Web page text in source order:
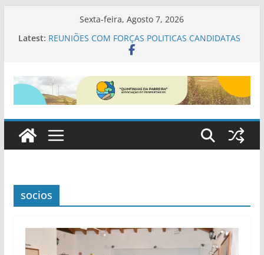
Sexta-feira, Agosto 7, 2026
Latest: REUNIÕES COM FORÇAS POLITICAS CANDIDATAS
ÀS ELEIÇÕES AUTÁRQUICAS EM SINES
REGULAMENTO PARQUE NATURAL SUDOESTE
ALENTEJANO
Proposta Alteração PDM
Contributos da Associação para a cogestão do
PNSACV
socios